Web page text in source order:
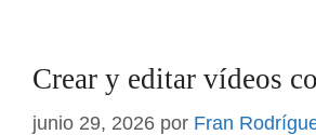
Crear y editar vídeos
junio 29, 2026 por Fran